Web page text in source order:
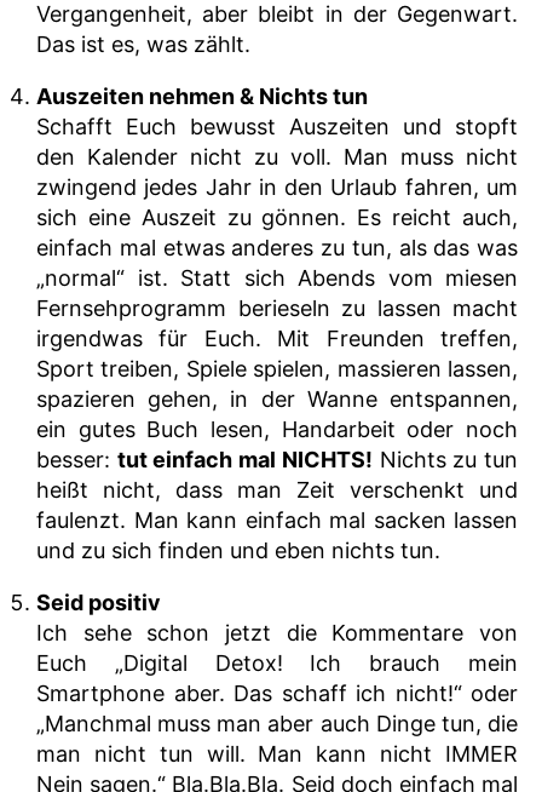
Vergangenheit, aber bleibt in der Gegenwart.
Das ist es, was zählt.
Auszeiten nehmen & Nichts tun
Schafft Euch bewusst Auszeiten und stopft
den Kalender nicht zu voll. Man muss nicht
zwingend jedes Jahr in den Urlaub fahren, um
sich eine Auszeit zu gönnen. Es reicht auch,
einfach mal etwas anderes zu tun, als das was
„normal“ ist. Statt sich Abends vom miesen
Fernsehprogramm berieseln zu lassen macht
irgendwas für Euch. Mit Freunden treffen,
Sport treiben, Spiele spielen, massieren lassen,
spazieren gehen, in der Wanne entspannen,
ein gutes Buch lesen, Handarbeit oder noch
besser: tut einfach mal NICHTS! Nichts zu tun
heißt nicht, dass man Zeit verschenkt und
faulenzt. Man kann einfach mal sacken lassen
und zu sich finden und eben nichts tun.
Seid positiv
Ich sehe schon jetzt die Kommentare von
Euch „Digital Detox! Ich brauch mein
Smartphone aber. Das schaff ich nicht!“ oder
„Manchmal muss man aber auch Dinge tun, die
man nicht tun will. Man kann nicht IMMER
Nein sagen.“ Bla.Bla.Bla. Seid doch einfach mal